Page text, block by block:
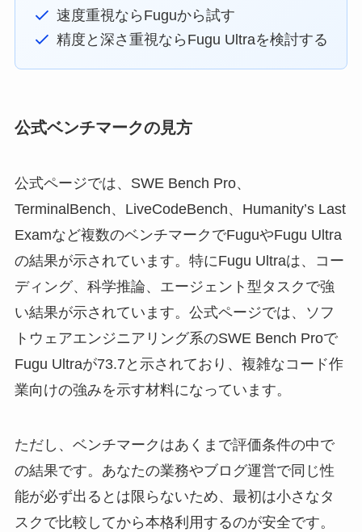
速度重視ならFuguから試す
精度と深さ重視ならFugu Ultraを検討する
公式ベンチマークの見方
公式ページでは、SWE Bench Pro、
TerminalBench、LiveCodeBench、Humanity’s Last
Examなど複数のベンチマークでFuguやFugu Ultra
の結果が示されています。特にFugu Ultraは、コー
ディング、科学推論、エージェント型タスクで強
い結果が示されています。公式ページでは、ソフ
トウェアエンジニアリング系のSWE Bench Proで
Fugu Ultraが73.7と示されており、複雑なコード作
業向けの強みを示す材料になっています。
ただし、ベンチマークはあくまで評価条件の中で
の結果です。 あなたの業務やブログ運営で同じ性
能が必ず出るとは限らないため、最初は小さなタ
スクで比較してから本格利用するのが安全です。